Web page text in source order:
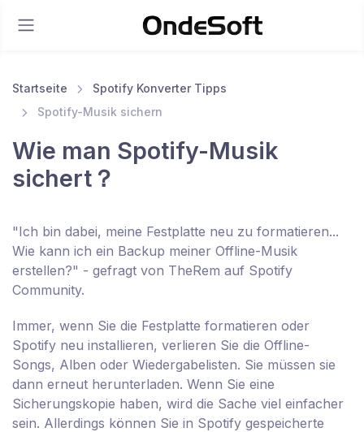
Startseite
Spotify Konverter Tipps
Spotify-Musik sichern
Wie man Spotify-Musik
sichert？
"Ich bin dabei, meine Festplatte neu zu formatieren...
Wie kann ich ein Backup meiner Offline-Musik
erstellen?" - gefragt von TheRem auf Spotify
Community.
Immer, wenn Sie die Festplatte formatieren oder
Spotify neu installieren, verlieren Sie die Offline-
Songs, Alben oder Wiedergabelisten. Sie müssen sie
dann erneut herunterladen. Wenn Sie eine
Sicherungskopie haben, wird die Sache viel einfacher
sein. Allerdings können Sie in Spotify gespeicherte